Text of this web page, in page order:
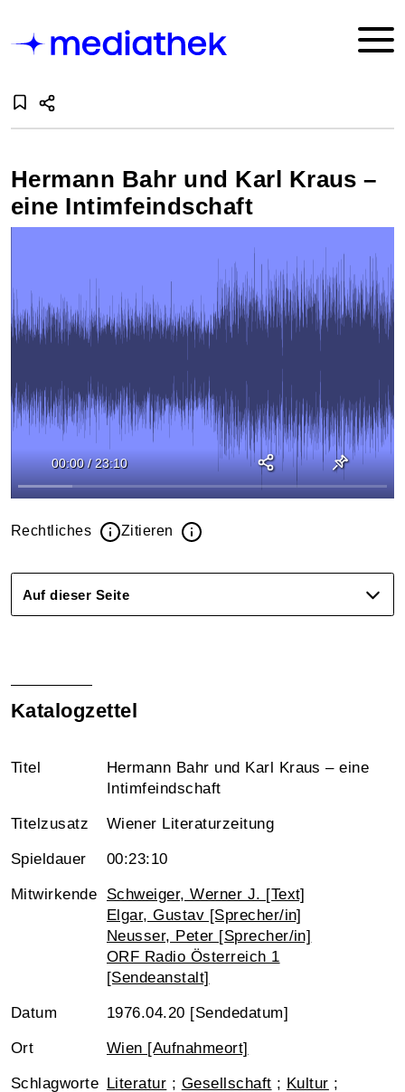
Hermann Bahr und Karl Kraus –
eine Intimfeindschaft
00:00 / 23:10
Rechtliches Zitieren
Auf dieser Seite
Katalogzettel
Titel
Hermann Bahr und Karl Kraus – eine
Intimfeindschaft
Titelzusatz Wiener Literaturzeitung
Spieldauer 00:23:10
Mitwirkende
Schweiger, Werner J. [Text]
Elgar, Gustav [Sprecher/in]
Neusser, Peter [Sprecher/in]
ORF Radio Österreich 1
[Sendeanstalt]
Datum 1976.04.20 [Sendedatum]
Ort Wien [Aufnahmeort]
Schlagworte Literatur ; Gesellschaft ; Kultur ;